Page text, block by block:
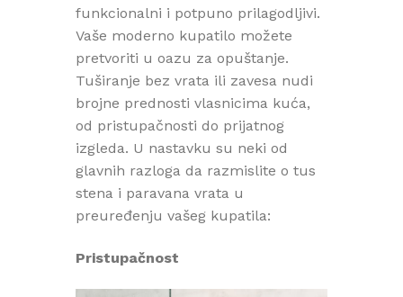
funkcionalni i potpuno prilagodljivi.
Vaše moderno kupatilo možete
pretvoriti u oazu za opuštanje.
Tuširanje bez vrata ili zavesa nudi
brojne prednosti vlasnicima kuća,
od pristupačnosti do prijatnog
izgleda. U nastavku su neki od
glavnih razloga da razmislite o tus
stena i paravana vrata u
preuređenju vašeg kupatila:
Pristupačnost